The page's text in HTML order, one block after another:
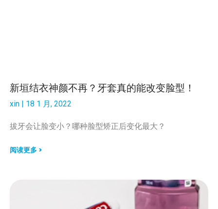
新垣结衣神颜不再？牙套真的能改变脸型！
xin 18 1 月, 2022
拔牙会让脸变小？哪种脸型矫正后变化最大？
阅读更多 >